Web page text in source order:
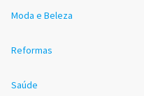
Moda e Beleza
Reformas
Saúde